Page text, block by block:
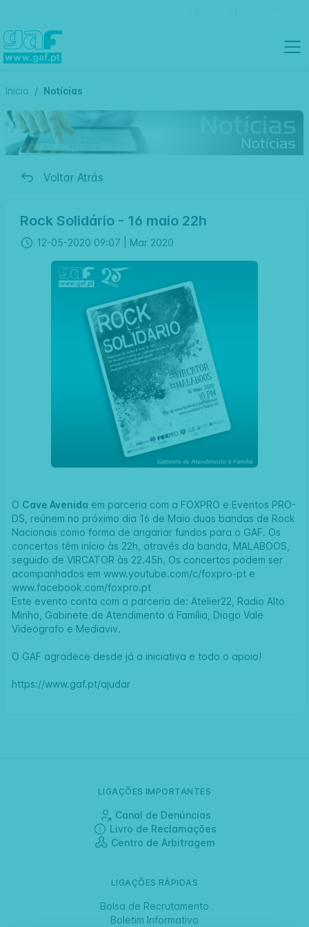
Inicio Notícias
Voltar Atrás
Rock Solidário - 16 maio 22h
12-05-2020 09:07 | Mar 2020
O Cave Avenida em parceria com a FOXPRO e Eventos PRO-
DS , reúnem no próximo dia 16 de Maio duas bandas de Rock
Nacionais como forma de angariar fundos para o GAF. Os
concertos têm início às 22h, através da banda, MALABOOS
seguido de VIRCATOR às 22.45h. Os concertos podem ser
acompanhados em www.youtube.com/c/foxpro-pt e
www.facebook.com/foxpro.pt
Este evento conta com a parceria de: Atelier22 Radio Alto
Minho Gabinete de Atendimento á Família Diogo Vale
Videografo e Mediaviv.
O GAF agradece desde já a iniciativa e todo o apoio!
https://www.gaf.pt/ajudar
LIGAÇÕES IMPORTANTES
Canal de Denúncias
Livro de Reclamações
Centro de Arbitragem
LIGAÇÕES RÁPIDAS
Bolsa de Recrutamento
Boletim Informativo